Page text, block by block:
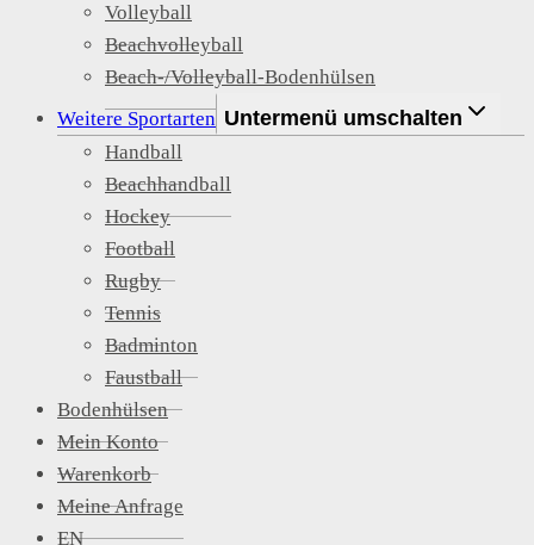
Volleyball
Beachvolleyball
Beach-/Volleyball-Bodenhülsen
Weitere Sportarten Untermenü umschalten
Handball
Beachhandball
Hockey
Football
Rugby
Tennis
Badminton
Faustball
Bodenhülsen
Mein Konto
Warenkorb
Meine Anfrage
EN